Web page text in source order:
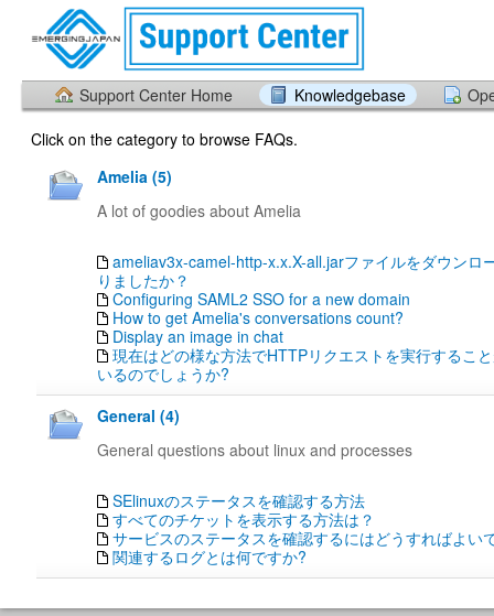
Support Center Home Knowledgebase
Click on the category to browse FAQs.
Amelia (5)
A lot of goodies about Amelia
ameliav3x-camel-http-x.x.X-all.jarファイルをダウンロ
りましたか？
Configuring SAML2 SSO for a new domain
How to get Amelia's conversations count?
Display an image in chat
現在はどの様な方法でHTTPリクエストを実行するこ
いるのでしょうか?
General (4)
General questions about linux and processes
SElinuxのステータスを確認する方法
すべてのチケットを表示する方法は？
サービスのステータスを確認するにはどうすればよい
関連するログとは何ですか?